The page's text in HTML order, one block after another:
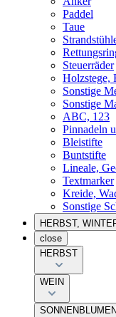
Paddel
Taue
Steuerräder
Holzstege,
Sonstige
Sonstige
ABC, 123
Pinnadeln
Bleistifte
Buntstifte
Lineale,
Textmarker
Kreide,
Sonstige
HERBST,
close
HERBST
WEIN